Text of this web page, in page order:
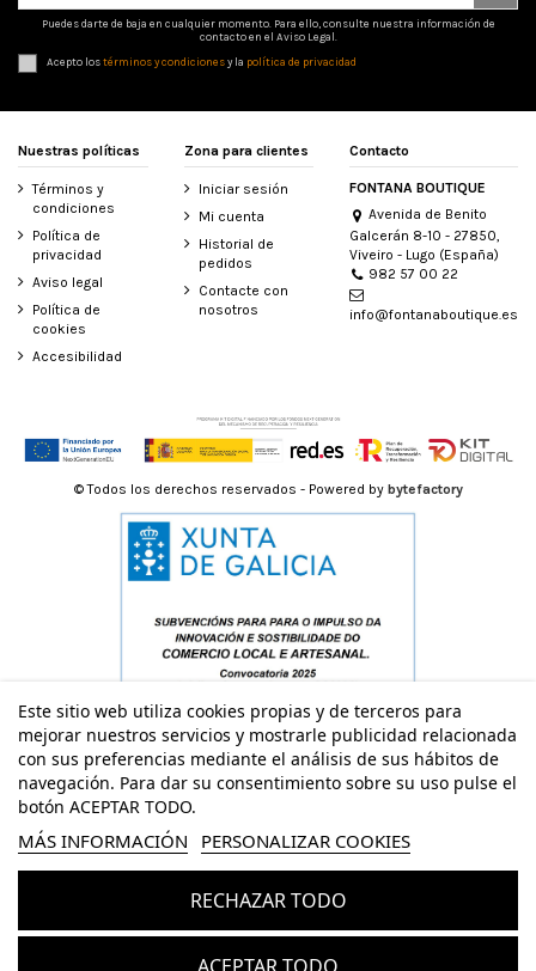
Puedes darte de baja en cualquier momento. Para ello, consulte nuestra información de
contacto en el Aviso Legal.
Acepto lostérminos y condicionesy la política de privacidad
Nuestras políticas
Términos y
condiciones
Política de
privacidad
Aviso legal
Política de
cookies
Accesibilidad
Zona para clientes
Iniciar sesión
Mi cuenta
Historial de
pedidos
Contacte con
nosotros
Contacto
FONTANA BOUTIQUE
Avenida de Benito
Galcerán 8-10 - 27850,
Viveiro - Lugo (España)
982 57 00 22
info@fontanaboutique.es
Este sitio web utiliza cookies propias y de terceros para
mejorar nuestros servicios y mostrarle publicidad relacionada
con sus preferencias mediante el análisis de sus hábitos de
navegación. Para dar su consentimiento sobre su uso pulse el
botón ACEPTAR TODO.
MÁS INFORMACIÓN PERSONALIZAR COOKIES
RECHAZAR TODO
© Todos los derechos reservados - Powered by bytefactory